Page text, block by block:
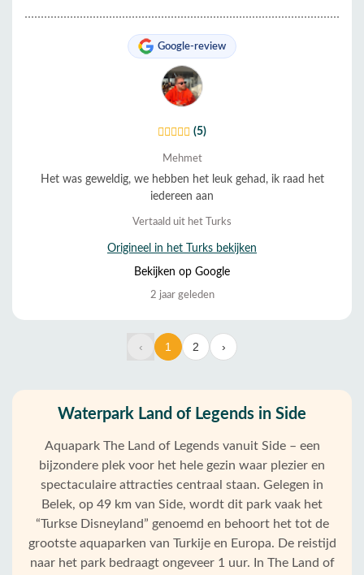
Google-review
(5)
Mehmet
Het was geweldig, we hebben het leuk gehad, ik raad het
iedereen aan
Vertaald uit het Turks
Origineel in het Turks bekijken
Bekijken op Google
2 jaar geleden
‹ 1 2 ›
Waterpark Land of Legends in Side
Aquapark The Land of Legends vanuit Side – een
bijzondere plek voor het hele gezin waar plezier en
spectaculaire attracties centraal staan. Gelegen in
Belek, op 49 km van Side, wordt dit park vaak het
“Turkse Disneyland” genoemd en behoort het tot de
grootste aquaparken van Turkije en Europa. De reistijd
naar het park bedraagt ongeveer 1 uur. In The Land of